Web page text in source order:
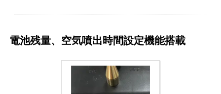
電池残量、空気噴出時間設定機能搭載